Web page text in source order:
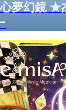
夢幻鏡 ★